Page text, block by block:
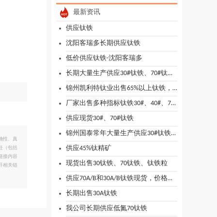
性、真
（包括
接内容
相关链
最新资讯
供应钛铁
沈阳客瑞多长期供应钛铁
低价供应钛铁-沈阳客瑞多
长期大量生产供应30#钛铁、70#钛铁，现货供应
锦州凯利特钛业出售65%以上钛铁，价格电议
厂家出售多种指标钛铁30#、40#、70#
供应现货30#、70#钛铁
锦州国泰常年大量生产供应30#钛铁、70#钛铁
供应45%钛精矿
现货出售30钛铁、70钛铁、钛铁粒
供应70A/B和30A/B钛铁现货，价格电议
长期出售30A钛铁
我公司长期供应低氮70钛铁